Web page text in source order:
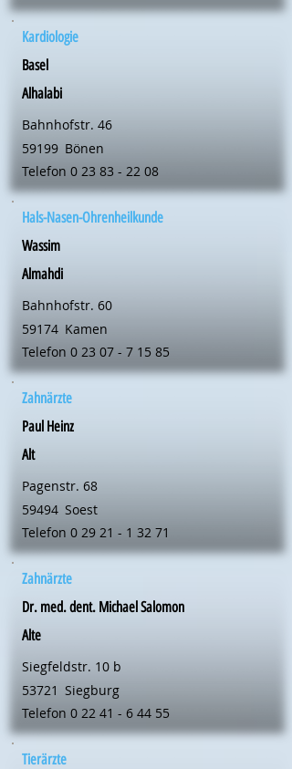
Kardiologie
Basel
Alhalabi
Bahnhofstr. 46
59199 Bönen
Telefon 0 23 83 - 22 08
Hals-Nasen-Ohrenheilkunde
Wassim
Almahdi
Bahnhofstr. 60
59174 Kamen
Telefon 0 23 07 - 7 15 85
Zahnärzte
Paul Heinz
Alt
Pagenstr. 68
59494 Soest
Telefon 0 29 21 - 1 32 71
Zahnärzte
Dr. med. dent. Michael Salomon
Alte
Siegfeldstr. 10 b
53721 Siegburg
Telefon 0 22 41 - 6 44 55
Tierärzte